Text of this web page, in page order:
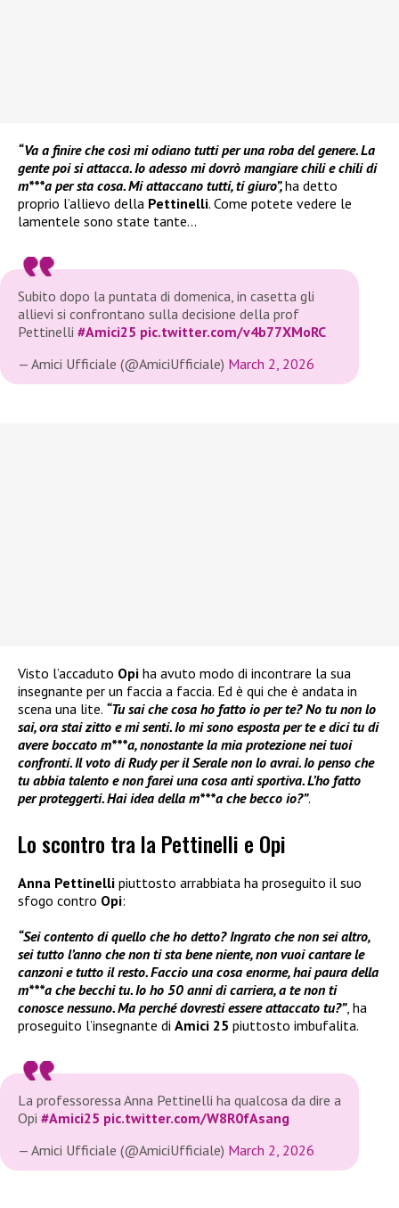
“Va a finire che così mi odiano tutti per una roba del genere. La
gente poi si attacca. Io adesso mi dovrò mangiare chili e chili di
m***a per sta cosa. Mi attaccano tutti, ti giuro”,ha detto
proprio l’allievo della Pettinelli. Come potete vedere le
lamentele sono state tante…
Subito dopo la puntata di domenica, in casetta gli
allievi si confrontano sulla decisione della prof
Pettinelli #Amici25 pic.twitter.com/v4b77XMoRC
— Amici Ufficiale (@AmiciUfficiale) March 2, 2026
Visto l’accaduto Opi ha avuto modo di incontrare la sua
insegnante per un faccia a faccia. Ed è qui che è andata in
scena una lite. “Tu sai che cosa ho fatto io per te? No tu non lo
sai, ora stai zitto e mi senti. Io mi sono esposta per te e dici tu di
avere boccato m***a, nonostante la mia protezione nei tuoi
confronti. Il voto di Rudy per il Serale non lo avrai. Io penso che
tu abbia talento e non farei una cosa anti sportiva. L’ho fatto
per proteggerti. Hai idea della m***a che becco io?”.
Lo scontro tra la Pettinelli e Opi
Anna Pettinelli piuttosto arrabbiata ha proseguito il suo
sfogo contro Opi:
“Sei contento di quello che ho detto? Ingrato che non sei altro,
sei tutto l’anno che non ti sta bene niente, non vuoi cantare le
canzoni e tutto il resto. Faccio una cosa enorme, hai paura della
m***a che becchi tu. Io ho 50 anni di carriera, a te non ti
conosce nessuno. Ma perché dovresti essere attaccato tu?”, ha
proseguito l’insegnante di Amici 25 piuttosto imbufalita.
La professoressa Anna Pettinelli ha qualcosa da dire a
Opi #Amici25 pic.twitter.com/W8R0fAsang
— Amici Ufficiale (@AmiciUfficiale) March 2, 2026